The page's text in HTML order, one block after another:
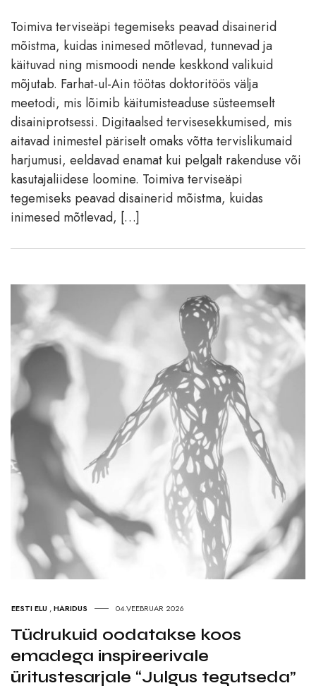
Toimiva terviseäpi tegemiseks peavad disainerid
mõistma, kuidas inimesed mõtlevad, tunnevad ja
käituvad ning mismoodi nende keskkond valikuid
mõjutab. Farhat-ul-Ain töötas doktoritöös välja
meetodi, mis lõimib käitumisteaduse süsteemselt
disainiprotsessi. Digitaalsed tervisesekkumised, mis
aitavad inimestel päriselt omaks võtta tervislikumaid
harjumusi, eeldavad enamat kui pelgalt rakenduse või
kasutajaliidese loomine. Toimiva terviseäpi
tegemiseks peavad disainerid mõistma, kuidas
inimesed mõtlevad, […]
EESTI ELU ,HARIDUS 04.VEEBRUAR 2026
Tüdrukuid oodatakse koos
emadega inspireerivale
üritustesarjale “Julgus tegutseda”